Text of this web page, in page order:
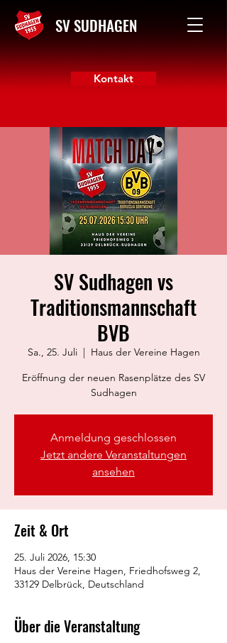
SV SUDHAGEN
Kontakt
SV Sudhagen vs
Traditionsmannschaft
BVB
Sa., 25. Juli
  |
Haus der Vereine Hagen
Eröffnung der neuen Rasenplätze des SV
Sudhagen
Anmeldung geschlossen
Jetzt andere Veranstaltungen
ansehen
Zeit & Ort
25. Juli 2026, 15:30
Haus der Vereine Hagen, Friedhofsweg 2,
33129 Delbrück, Deutschland
Über die Veranstaltung